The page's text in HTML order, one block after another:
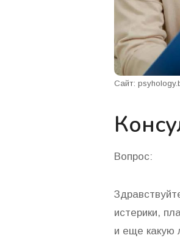
Сайт:
Вопрос:
истерики,
и еще какую